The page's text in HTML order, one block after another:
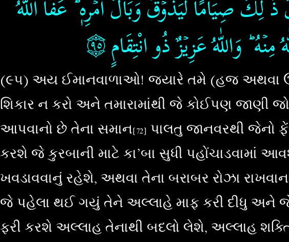
صِيَامًا لِّيَذُوۡقَ وَبَالَ اَمۡرِهٖ​ ؕ عَفَا اللّٰهُ
وَاللّٰهُ عَزِيۡزٌ ذُو انْتِقَامٍ۝٩٥
(૯૫) અય ઈમાનવાળાઓ! જ્યારે તમે (હજ અથવા
શિકાર ન કરો અને તમારામાંથી જે કોઈપણ જાણી
આપવાનો છે તેના સમાન[72] પાલતુ જાનવરથી જેનો
કરશે જે કુરબાની માટે કા’બા સુધી પહોંચાડવામાં
ખવડાવવાનું રહેશે, અથવા તેના બરાબર રોઝા
જે પહેલા થઈ ગયું તેને અલ્લાહે માફ કરી દીધુ
ફરી કરશે અલ્લાહ તેનાથી બદલો લેશે, અલ્લાહ